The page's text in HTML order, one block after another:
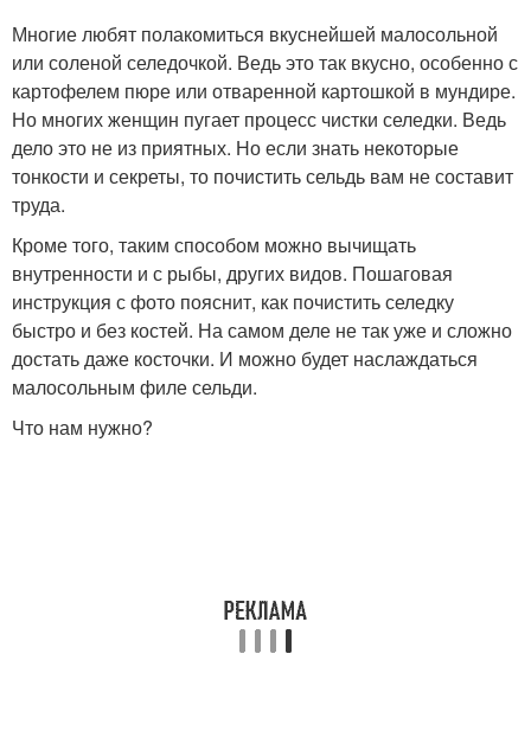
Многие любят полакомиться вкуснейшей малосольной
или соленой селедочкой. Ведь это так вкусно, особенно с
картофелем пюре или отваренной картошкой в мундире.
Но многих женщин пугает процесс чистки селедки. Ведь
дело это не из приятных. Но если знать некоторые
тонкости и секреты, то почистить сельдь вам не составит
труда.
Кроме того, таким способом можно вычищать
внутренности и с рыбы, других видов. Пошаговая
инструкция с фото пояснит, как почистить селедку
быстро и без костей. На самом деле не так уже и сложно
достать даже косточки. И можно будет наслаждаться
малосольным филе сельди.
Что нам нужно?